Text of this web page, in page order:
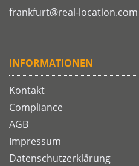
frankfurt@real-location.com
INFORMATIONEN
Kontakt
Compliance
AGB
Impressum
Datenschutzerklärung